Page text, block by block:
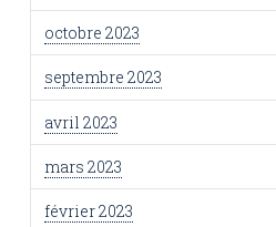
octobre 2023
septembre 2023
avril 2023
mars 2023
février 2023